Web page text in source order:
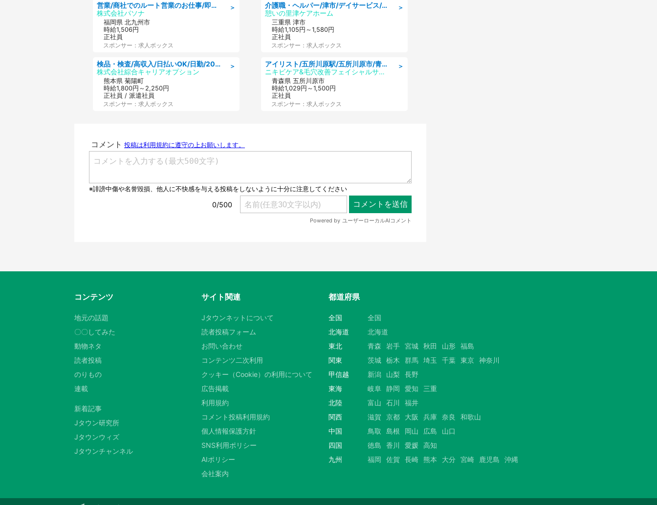
＞
営業/商社でのルート営業のお仕事/即日勤務可/車通勤可/営業
株式会社パソナ
福岡県 北九州市
時給1,506円
正社員
スポンサー：求人ボックス
＞
検品・検査/高収入/日払いOK/日勤/20・30・40代活躍中/製造 工場
株式会社綜合キャリアオプション
熊本県 菊陽町
時給1,800円～2,250円
正社員 / 派遣社員
スポンサー：求人ボックス
＞
介護職・ヘルパー/津市/デイサービス/近鉄名古屋線 高田本山/三重県
憩いの里津ケアホーム
三重県 津市
時給1,105円～1,580円
正社員
スポンサー：求人ボックス
＞
アイリスト/五所川原駅/五所川原市/青森県
ニキビケア&毛穴改善フェイシャルサロン BELDAD
青森県 五所川原市
時給1,029円～1,500円
正社員
スポンサー：求人ボックス
コンテンツ
地元の話題
〇〇してみた
動物ネタ
読者投稿
のりもの
連載
新着記事
Jタウン研究所
Jタウンウィズ
Jタウンチャンネル
サイト関連
Jタウンネットについて
読者投稿フォーム
お問い合わせ
コンテンツ二次利用
クッキー（Cookie）の利用について
広告掲載
利用規約
コメント投稿利用規約
個人情報保護方針
SNS利用ポリシー
AIポリシー
会社案内
都道府県
全国
全国
北海道
北海道
東北
青森 岩手 宮城 秋田 山形 福島
関東
茨城 栃木 群馬 埼玉 千葉 東京 神奈川
甲信越
新潟 山梨
長野
東海
岐阜 静岡 愛知
三重
北陸
富山 石川
福井
関西
滋賀 京都 大阪 兵庫 奈良
和歌山
中国
鳥取 島根 岡山 広島
山口
四国
徳島 香川 愛媛 高知
九州
福岡 佐賀 長崎 熊本 大分 宮崎 鹿児島 沖縄